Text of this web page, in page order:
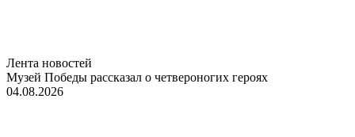
Лента новостей
Музей Победы рассказал о четвероногих героях
04.08.2026